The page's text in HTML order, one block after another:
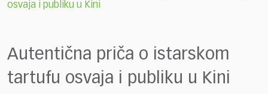
osvaja i publiku u Kini
Autentična priča o istarskom
tartufu osvaja i publiku u Kini